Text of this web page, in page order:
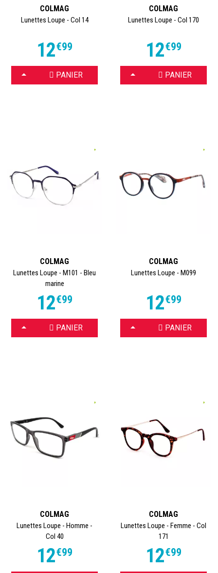
COLMAG
Lunettes Loupe - Col 14
12€99
CHOISIR PANIER
COLMAG
Lunettes Loupe - Col 170
12€99
CHOISIR PANIER
COLMAG
Lunettes Loupe - M101 - Bleu
marine
12€99
CHOISIR PANIER
COLMAG
Lunettes Loupe - M099
12€99
CHOISIR PANIER
COLMAG
Lunettes Loupe - Homme -
Col 40
12€99
COLMAG
Lunettes Loupe - Femme - Col
171
12€99